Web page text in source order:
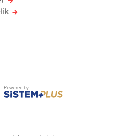
Powered by